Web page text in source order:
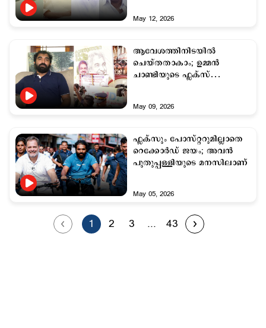
May 12, 2026
ആവേശത്തിനിടയില്‍
ചെയ്തതാകാം; ഉമ്മന്‍
ചാണ്ടിയുടെ ഫ്ലക്സ്
May 09, 2026
ഫ്ലക്സും പോസ്റ്ററുമില്ലാതെ
റെക്കോർഡ് ജയം; അവന്‍
പുതുപ്പള്ളിയുടെ മനസിലാണ്
May 05, 2026
1 2 3 ... 43